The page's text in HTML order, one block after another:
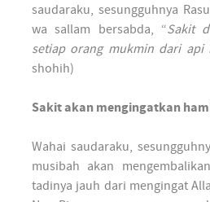
saudaraku, sesungguhnya
wa sallam bersabda, “Sakit
setiap orang mukmin dari api
shohih)
Sakit akan mengingatkan
Wahai saudaraku,
musibah akan
tadinya jauh dari mengingat